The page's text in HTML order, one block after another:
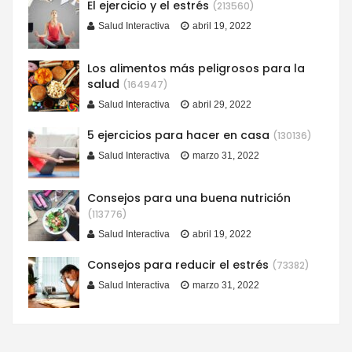
El ejercicio y el estrés (213560)
Salud Interactiva abril 19, 2022
Los alimentos más peligrosos para la
salud (164947)
Salud Interactiva abril 29, 2022
5 ejercicios para hacer en casa (130136)
Salud Interactiva marzo 31, 2022
Consejos para una buena nutrición
(113776)
Salud Interactiva abril 19, 2022
Consejos para reducir el estrés (73382)
Salud Interactiva marzo 31, 2022